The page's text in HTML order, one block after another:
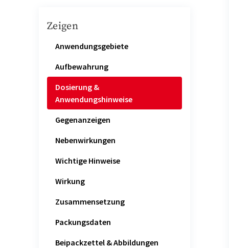
Zeigen
Anwendungsgebiete
Aufbewahrung
Dosierung &
Anwendungshinweise
Gegenanzeigen
Nebenwirkungen
Wichtige Hinweise
Wirkung
Zusammensetzung
Packungsdaten
Beipackzettel & Abbildungen